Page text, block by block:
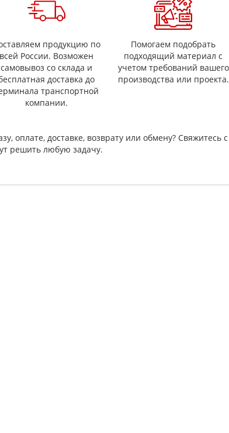
(ширина/толщина/длина рулона).
толщину, длину рулона, способ применения и
продукцию по
всей России. Возможен
самовывоз со склада и
доставка до
транспортной
компании.
Помогаем подобрать
подходящий материал с
учетом требований вашего
производства или проекта.
оплате, доставке, возврату или обмену? Свяжитесь
решить любую задачу.